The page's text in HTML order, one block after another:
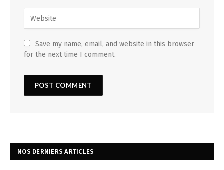
Save my name, email, and website in this browser
for the next time I comment.
NOS DERNIERS ARTICLES